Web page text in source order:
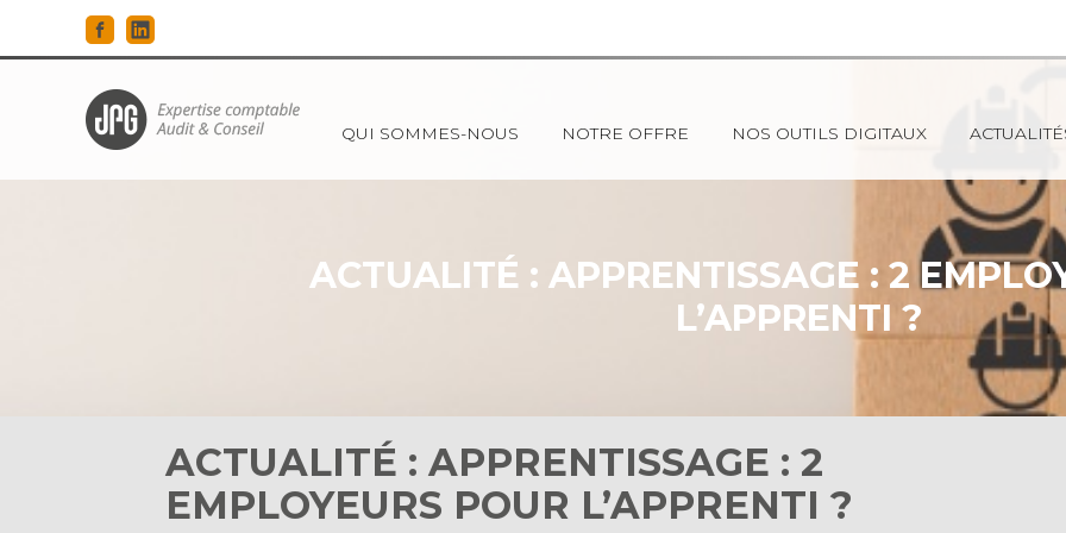
au
Principal
QUI SOMMES-NOUS NOTRE OFFRE NOS OUTILS DIGITAUX
ACTUALITÉ : APPRENTISSAGE : 2
L’APPRENTI ?
ACTUALITÉ : APPRENTISSAGE : 2
EMPLOYEURS POUR L’APPRENTI ?